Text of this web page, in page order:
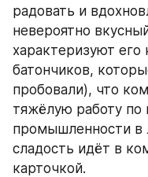
радовать и
невероятно
характеризуют его
батончиков,
пробовали), что
тяжёлую работу
промышленности в
сладость идёт в
карточкой.